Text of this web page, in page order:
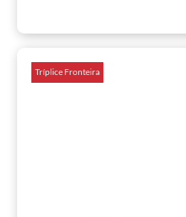
Tríplice Fronteira